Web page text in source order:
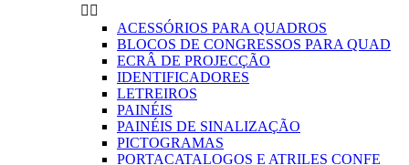
 
ACESSÓRIOS PARA QUADROS
BLOCOS DE CONGRESSOS PARA QUAD
ECRÂ DE PROJECÇÃO
IDENTIFICADORES
LETREIROS
PAINÉIS
PAINÉIS DE SINALIZAÇÃO
PICTOGRAMAS
PORTACATALOGOS E ATRILES CONFE